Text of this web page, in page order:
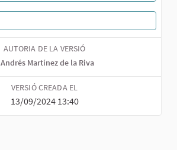
AUTORIA DE LA VERSIÓ
Andrés Martínez de la Riva
VERSIÓ CREADA EL
13/09/2024 13:40